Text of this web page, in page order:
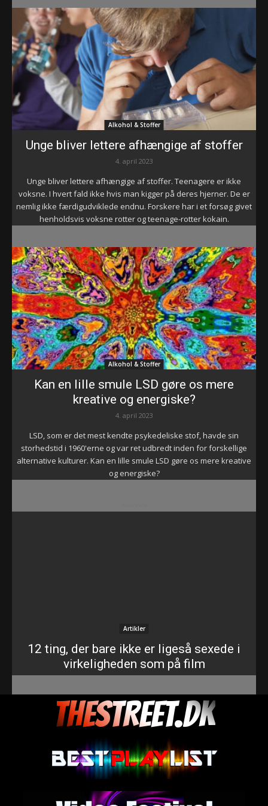
Alkohol & Stoffer
Unge bliver lettere afhængige af stoffer
4. april 2023
Unge bliver lettere afhængige af stoffer. Teenagere er ikke
voksne. I hvert fald ikke hvis man kigger på deres hjerner. De er
nemlig ikke færdigudviklede endnu. Forskere har i et forsøg givet
henholdsvis voksne rotter og teenage-rotter kokain.
Alkohol & Stoffer
Kan en lille smule LSD gøre os mere
kreative og energiske?
4. april 2023
LSD, som er det mest kendte psykedeliske stof, havde sin
storhedstid i 1960'erne og var ret udbredt inden for forskellige
alternative kulturer. Kan en lille smule LSD gøre os mere kreative
og energiske?
Artikler
12 ting, der bare ikke er ligeså sexede i
virkeligheden som på film
THESTREET.DK